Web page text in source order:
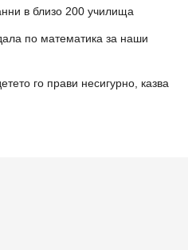
в близо 200 училища
по математика за наши
го прави несигурно, казва